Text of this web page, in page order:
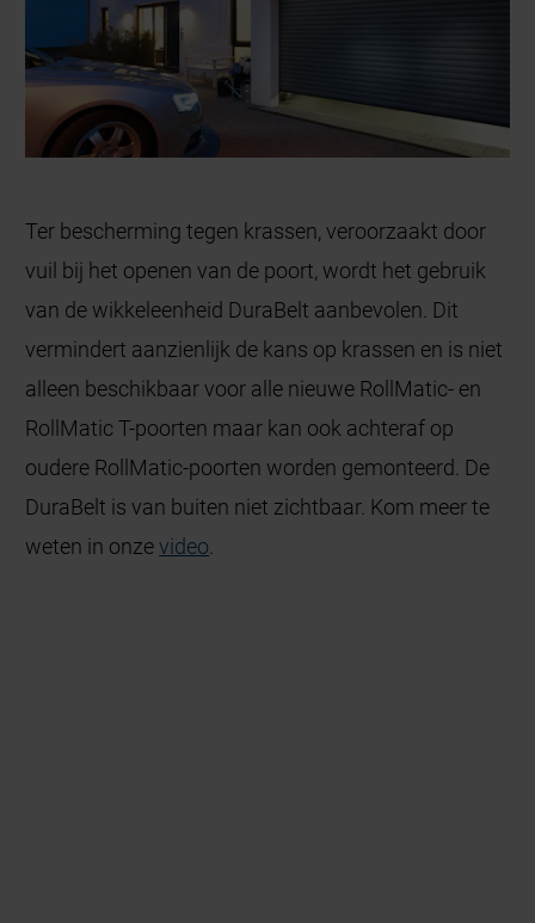
Ter bescherming tegen krassen, veroorzaakt door
vuil bij het openen van de poort, wordt het gebruik
van de wikkeleenheid DuraBelt aanbevolen. Dit
vermindert aanzienlijk de kans op krassen en is niet
alleen beschikbaar voor alle nieuwe RollMatic- en
RollMatic T-poorten maar kan ook achteraf op
oudere RollMatic-poorten worden gemonteerd. De
DuraBelt is van buiten niet zichtbaar. Kom meer te
weten in onzevideo